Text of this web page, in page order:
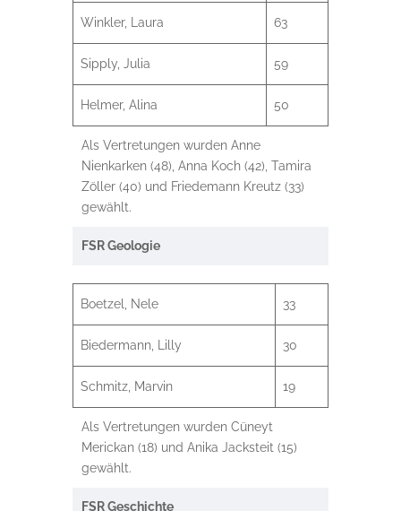
Winkler, Laura 63
Sipply, Julia 59
Helmer, Alina 50
Als Vertretungen wurden Anne
Nienkarken (48), Anna Koch (42), Tamira
Zöller (40) und Friedemann Kreutz (33)
gewählt.
FSR Geologie
Boetzel, Nele 33
Biedermann, Lilly 30
Schmitz, Marvin 19
Als Vertretungen wurden Cüneyt
Merickan (18) und Anika Jacksteit (15)
gewählt.
FSR Geschichte